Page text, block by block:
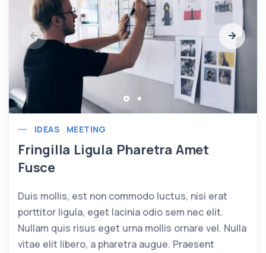
IDEAS MEETING
Fringilla Ligula Pharetra Amet
Fusce
Duis mollis, est non commodo luctus, nisi erat
porttitor ligula, eget lacinia odio sem nec elit.
Nullam quis risus eget urna mollis ornare vel. Nulla
vitae elit libero, a pharetra augue. Praesent